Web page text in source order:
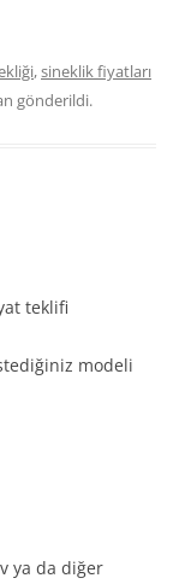
,sineklik fiyatları
gönderildi.
teklifi
modeli
ya da diğer